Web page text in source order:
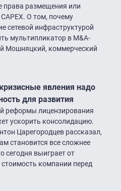
права размещения или
О том, почему
сетевой инфраструктурой
мультипликатор в M&A-
Мошняцкий, коммерческий
явления надо
для развития
реформы лицензирования
ускорить консолидацию.
Царегородцев рассказал,
становится все сложнее
сегодня выиграет от
компании перед